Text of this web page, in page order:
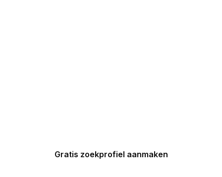
Gratis zoekprofiel aanmaken